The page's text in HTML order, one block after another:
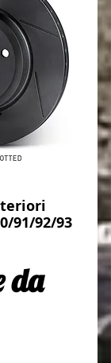
91/92/93
da